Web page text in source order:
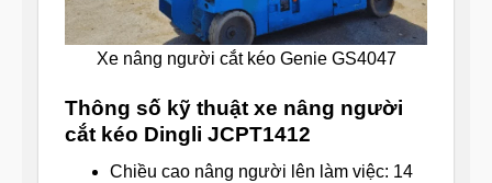
Xe nâng người cắt kéo Genie GS4047
Thông số kỹ thuật xe nâng người
cắt kéo Dingli JCPT1412
Chiều cao nâng người lên làm việc: 14